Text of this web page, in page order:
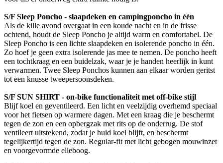
S/F Sleep Poncho - slaapdeken en campingponcho in één
Als de kille avond overgaat in een koude nacht en in de frisse
ochtend, houdt de Sleep Poncho je altijd warm en comfortabel. De
Sleep Poncho is een lichte slaapdeken en isolerende poncho in één.
Zo hoef je geen extra isolerende jas mee te nemen. De poncho heeft
een tochtkraag en een buidelzak, waar je je handen heerlijk in kunt
verwarmen. Twee Sleep Ponchos kunnen aan elkaar worden geritst
tot een knusse tweepersoonsdeken.
S/F SUN SHIRT - on-bike functionaliteit met off-bike stijl
Blijf koel en geventileerd. Een licht en veelzijdig overhemd speciaal
voor het fietsen op warmere dagen. Met een kraag die je beschermt
tegen de zon en een opbergzak met rits op de onderrug. De stof
ventileert uitstekend, zodat je huid koel blijft, en beschermt
tegelijkertijd tegen de zon. Regular-fit met licht gebogen mouwinzet
en voorgevormde elleboog.